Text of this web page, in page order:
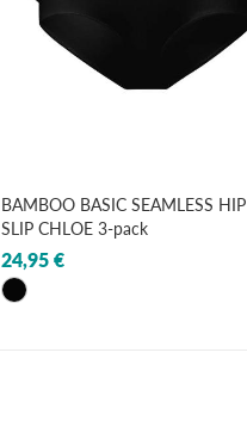
BAMBOO BASIC SEAMLESS HIP
SLIP CHLOE 3-pack
24,95 €